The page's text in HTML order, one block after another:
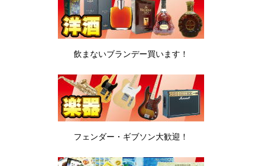
飲まないブランデー買います！
フェンダー・ギブソン大歓迎！